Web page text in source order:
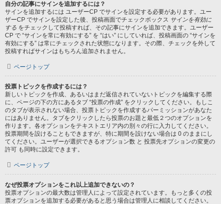
自分の記事にサインを追加するには？
サインを追加するには ユーザーCP でサインを設定する必要があります。ユー
ザーCP でサインを設定した後、投稿画面でチェックボックス サインを有効に
する をチェックして投稿すれば、その記事にサインを追加できます。ユーザー
CP で “サインを常に有効にする” を “はい” にしていれば、投稿画面の “サインを
有効にする” は常にチェックされた状態になります。その際、チェックを外して
投稿すればサインはもちろん追加されません。
ページトップ
投票トピックを作成するには？
新しいトピックを作成、あるいはまだ返信されていないトピックを編集する際
に、ページの下の方にあるタブ “投票の作成” をクリックしてください。もしこ
のタブが表示されない場合、投票トピックを作成するパーミッションがあなた
にはありません。タブをクリックしたら投票のお題と最低２つのオプションを
作ります。各オプションをテキストエリア内の別々の行に入力してください。
投票期間を設けることもできますが、特に期間を設けない場合は 0 のままにし
てください。ユーザーが選択できるオプション数 と 投票先オプションの変更の
許可 も同時に設定できます。
ページトップ
なぜ投票オプションをこれ以上追加できないの？
投票オプションの最大数は管理人によって設定されています。もっと多くの投
票オプションを追加する必要があると思う場合は管理人に相談してください。